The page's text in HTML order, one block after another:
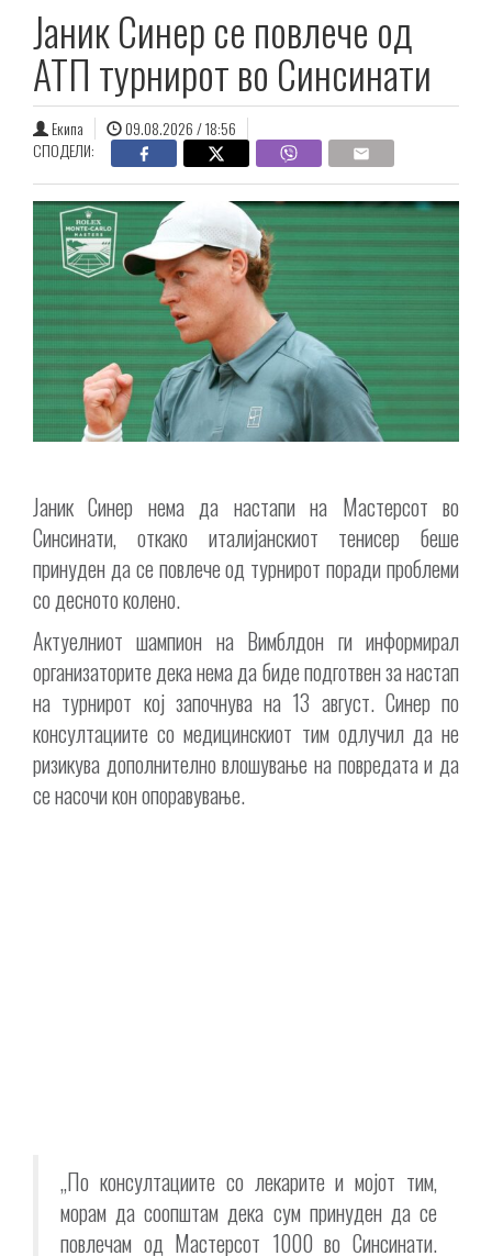
Јаник Синер се повлече од
АТП турнирот во Синсинати
Екипа
09.08.2026 / 18:56
СПОДЕЛИ:
Јаник Синер нема да настапи на Мастерсот во
Синсинати, откако италијанскиот тенисер беше
принуден да се повлече од турнирот поради проблеми
со десното колено.
Актуелниот шампион на Вимблдон ги информирал
организаторите дека нема да биде подготвен за настап
на турнирот кој започнува на 13 август. Синер по
консултациите со медицинскиот тим одлучил да не
ризикува дополнително влошување на повредата и да
се насочи кон опоравување.
„По консултациите со лекарите и мојот тим,
морам да соопштам дека сум принуден да се
повлечам од Мастерсот 1000 во Синсинати.